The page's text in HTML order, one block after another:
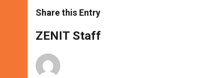
t
s
p
p
s
e
g
e
e
b
o
k
Share this Entry
ZENIT Staff